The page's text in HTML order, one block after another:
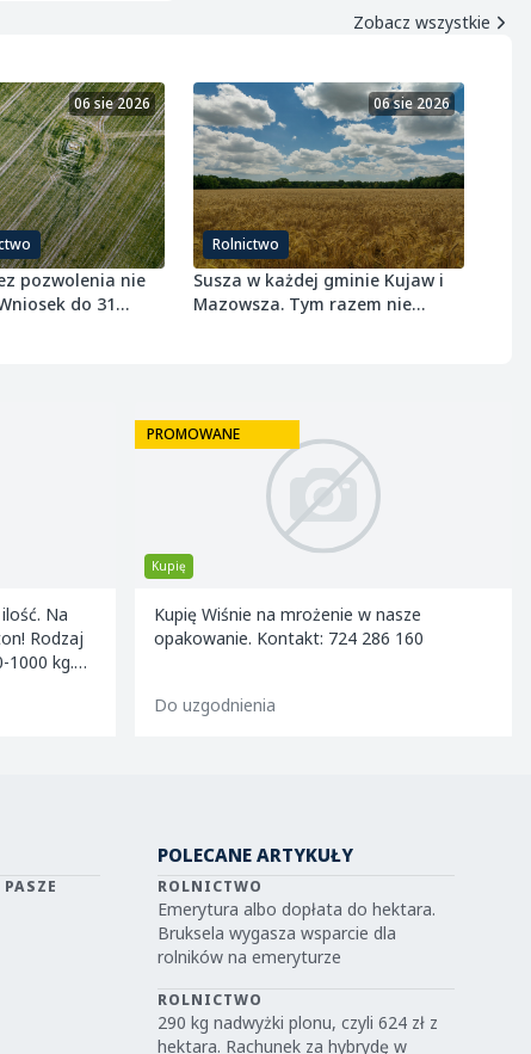
Zobacz wszystkie
06 sie 2026
pozwolenia nie
do 31
Rolnictwo
06 sie 2026
Susza w każdej gminie Kujaw i
Mazowsza. Tym razem nie
Na
1000 kg.
Kupię
PROMOWANE
Kupię Wiśnie na mrożenie w nasze
opakowanie. Kontakt: 724 286 160
Do uzgodnienia
POLECANE ARTYKUŁY
ROLNICTWO
Emerytura albo dopłata do hektara.
Bruksela wygasza wsparcie dla
rolników na emeryturze
ROLNICTWO
290 kg nadwyżki plonu, czyli 624 zł z
hektara. Rachunek za hybrydę w